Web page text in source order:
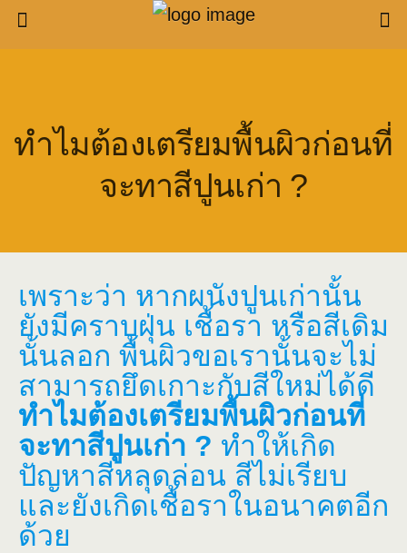
ทำไมต้องเตรียมพื้นผิวก่อนที่
จะทาสีปูนเก่า ?
เพราะว่า หากผนังปูนเก่านั้น
ยังมีคราบฝุ่น เชื้อรา หรือสีเดิม
นั้นลอก พื้นผิวขอเรานั้นจะไม่
สามารถยึดเกาะกับสีใหม่ได้ดี
ทำไมต้องเตรียมพื้นผิวก่อนที่
จะทาสีปูนเก่า ? ทำให้เกิด
ปัญหาสีหลุดล่อน สีไม่เรียบ
และยังเกิดเชื้อราในอนาคตอีก
ด้วย